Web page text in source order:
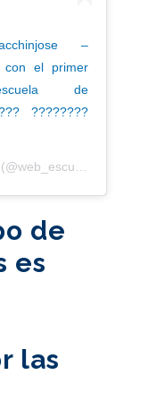
–
con el primer
de
????????
(@web_escuela) on
de
es
las